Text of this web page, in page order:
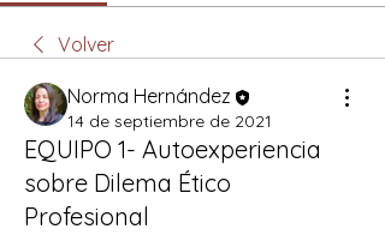
Volver
Norma Hernández
14 de septiembre de 2021
EQUIPO 1- Autoexperiencia
sobre Dilema Ético
Profesional